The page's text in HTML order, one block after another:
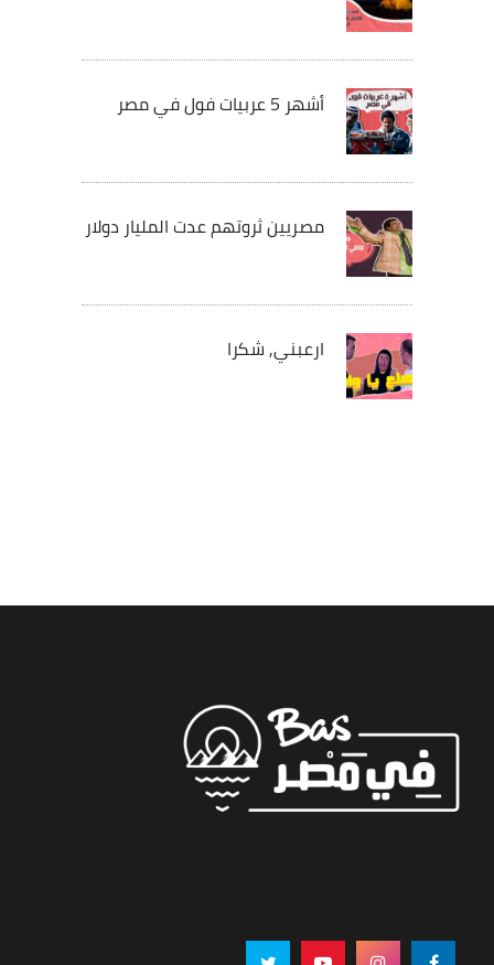
أشهر 5 عربيات فول في مصر
مصريين ثروتهم عدت المليار دولار
ارعبني, شكرا